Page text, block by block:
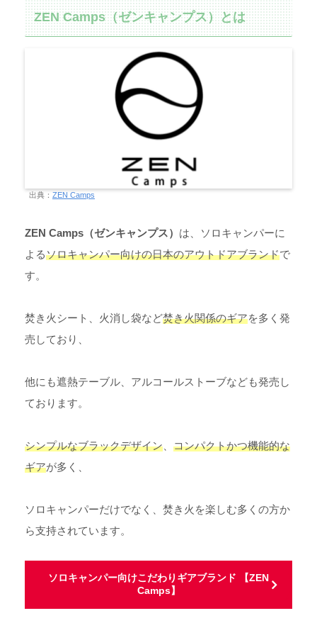
ZEN Camps（ゼンキャンプス）とは
出典： ZEN Camps
ZEN Camps（ゼンキャンプス） は、ソロキャンパーに
よるソロキャンパー向けの日本のアウトドアブランドで
す。
焚き火シート、火消し袋など焚き火関係のギアを多く発
売しており、
他にも遮熱テーブル、アルコールストーブなども発売し
ております。
シンプルなブラックデザイン
コンパクトかつ機能的な
ギアが多く、
ソロキャンパーだけでなく、焚き火を楽しむ多くの方か
ら支持されています。
ソロキャンパー向けこだわりギアブランド 【ZEN
Camps】